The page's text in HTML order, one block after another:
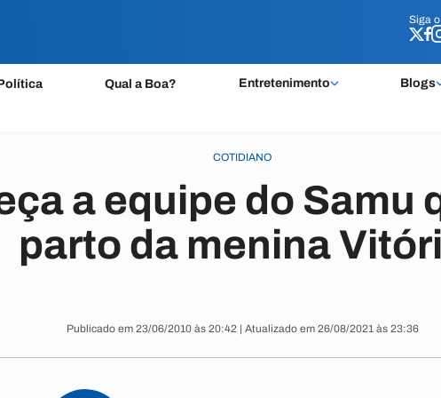
Siga o
Qual a Boa? Entretenimento Blogs
Siga o
COTIDIANO
a equipe do Samu
parto da menina
Publicado em 23/06/2010 às 20:42 | Atualizado em 26/08/2021 às 23:36